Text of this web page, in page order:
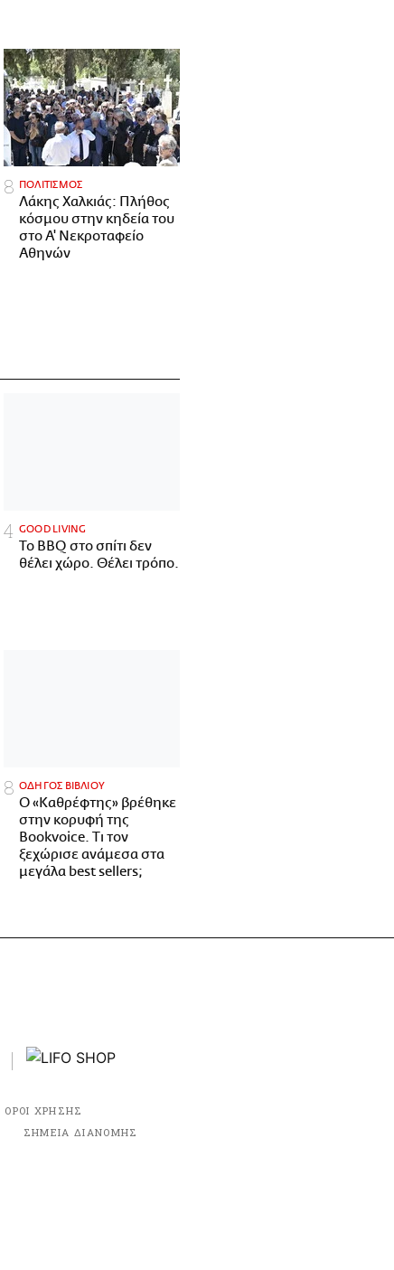
ΠΟΛΙΤΙΣΜΟΣ
Λάκης Χαλκιάς: Πλήθος
κόσμου στην κηδεία του
στο Α' Νεκροταφείο
Αθηνών
GOOD LIVING
Το BBQ στο σπίτι δεν
θέλει χώρο. Θέλει τρόπο.
ΟΔΗΓΟΣ ΒΙΒΛΙΟΥ
Ο «Καθρέφτης» βρέθηκε
στην κορυφή της
Bookvoice. Τι τον
ξεχώρισε ανάμεσα στα
μεγάλα best sellers;
ΟΡΟΙ ΧΡΗΣΗΣ
ΣΗΜΕΙΑ ΔΙΑΝΟΜΗΣ